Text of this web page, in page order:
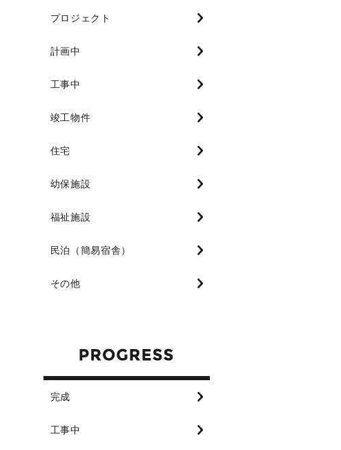
プロジェクト
計画中
工事中
竣工物件
住宅
幼保施設
福祉施設
民泊（簡易宿舎）
その他
完成
工事中